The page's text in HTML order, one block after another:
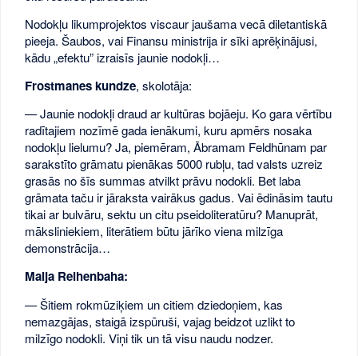
Nodokļu likumprojektos viscaur jaušama vecā diletantiskā
pieeja. Šaubos, vai Finansu ministrija ir sīki aprēķinājusi,
kādu „efektu” izraisīs jaunie nodokļi…
Frostmanes kundze, skolotāja:
— Jaunie nodokļi draud ar kultūras bojāeju. Ko gara vērtību
radītajiem nozīmē gada ienākumi, kuru apmērs nosaka
nodokļu lielumu? Ja, piemēram, Ābramam Feldhūnam par
sarakstīto grāmatu pienākas 5000 rubļu, tad valsts uzreiz
grasās no šīs summas atvilkt prāvu nodokli. Bet laba
grāmata taču ir jāraksta vairākus gadus. Vai ēdināsim tautu
tikai ar bulvāru, sektu un citu pseidoliteratūru? Manuprāt,
māksliniekiem, literātiem būtu jārīko viena milzīga
demonstrācija…
Maija Reihenbaha:
— Šitiem rokmūziķiem un citiem dziedoņiem, kas
nemazgājas, staigā izspūruši, vajag beidzot uzlikt to
milzīgo nodokli. Viņi tik un tā visu naudu nodzer.